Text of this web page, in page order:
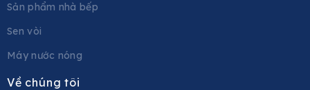
Sản phẩm nhà bếp
Sen vòi
Máy nước nóng
Về chúng tôi